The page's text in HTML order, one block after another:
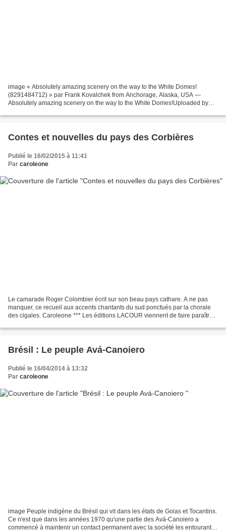
image « Absolutely amazing scenery on the way to the White Domes!
(8291484712) » par Frank Kovalchek from Anchorage, Alaska, USA —
Absolutely amazing scenery on the way to the White Domes!Uploaded by
Contes et nouvelles du pays des Corbières
Publié le 16/02/2015 à 11:41
Par caroleone
Le camarade Roger Colombier écrit sur son beau pays cathare. A ne pas
manquer, ce recueil aux accents chantants du sud ponctués par la chorale
des cigales. Caroleone *** Les éditions LACOUR viennent de faire paraître
Brésil : Le peuple Avá-Canoiero
Publié le 16/04/2014 à 13:32
Par caroleone
image Peuple indigène du Brésil qui vit dans les états de Goias et Tocantins.
Ce n'est que dans les années 1970 qu'une partie des Avá-Canoiero a
commencé à maintenir un contact permanent avec la société les entourant.